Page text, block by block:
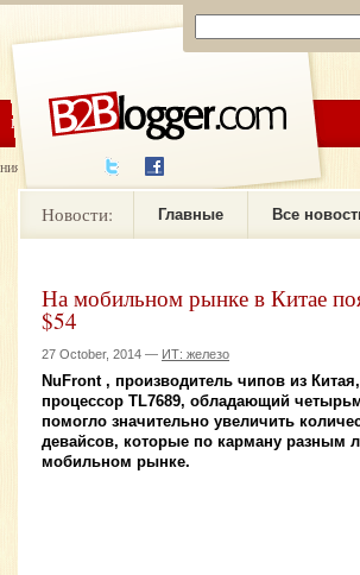
ЦЕНЫ ПОМОЩЬ
новостей
Новости: Главные Все
На мобильном рынке в Китае
$54
27 October, 2014 — ИТ: железо
NuFront , производитель чипов из
процессор TL7689, обладающий
помогло значительно увеличить
девайсов, которые по карману разным
мобильном рынке.